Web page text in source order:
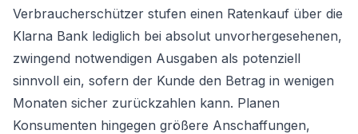
Verbraucherschützer stufen einen Ratenkauf über die
Klarna Bank lediglich bei absolut unvorhergesehenen,
zwingend notwendigen Ausgaben als potenziell
sinnvoll ein, sofern der Kunde den Betrag in wenigen
Monaten sicher zurückzahlen kann. Planen
Konsumenten hingegen größere Anschaffungen,